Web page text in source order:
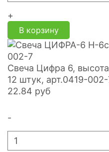
+
В корзину
Свеча Цифра 6,
12 штук, арт.0419-
22.84 руб
-